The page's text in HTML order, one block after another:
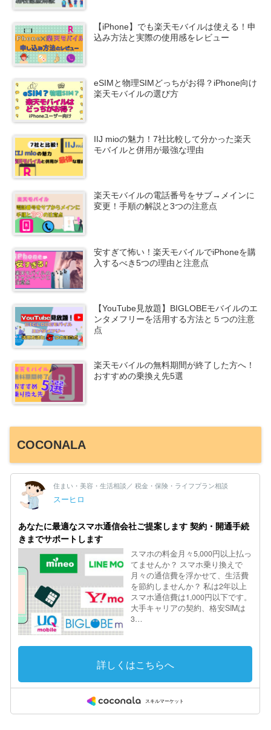
【iPhone】でも楽天モバイルは使える！申
込み方法と実際の使用感をレビュー
eSIMと物理SIMどっちがお得？iPhone向け
楽天モバイルの選び方
IIJ mioの魅力！7社比較して分かった楽天
モバイルと併用が最強な理由
楽天モバイルの電話番号をサブ→メインに
変更！手順の解説と3つの注意点
安すぎて怖い！楽天モバイルでiPhoneを購
入するべき5つの理由と注意点
【YouTube見放題】BIGLOBEモバイルのエ
ンタメフリーを活用する方法と５つの注意
点
楽天モバイルの無料期間が終了した方へ！
おすすめの乗換え先5選
COCONALA